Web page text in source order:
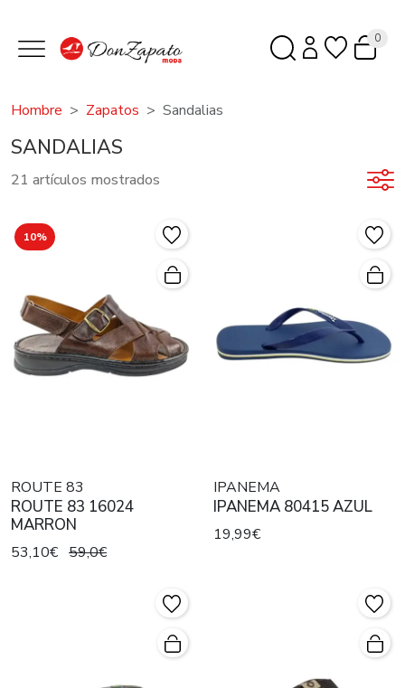
0
Hombre Zapatos Sandalias
SANDALIAS
21 artículos mostrados
10%
ROUTE 83
ROUTE 83 16024
MARRON
53,10€ 59,0€
IPANEMA
IPANEMA 80415 AZUL
19,99€